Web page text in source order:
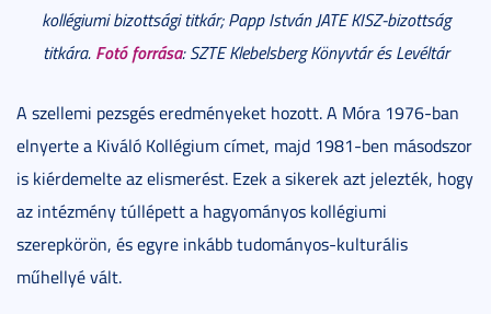
kollégiumi bizottsági titkár; Papp István JATE KISZ-bizottság
titkára. Fotó forrása: SZTE Klebelsberg Könyvtár és Levéltár
A szellemi pezsgés eredményeket hozott. A Móra 1976-ban
elnyerte a Kiváló Kollégium címet, majd 1981-ben másodszor
is kiérdemelte az elismerést. Ezek a sikerek azt jelezték, hogy
az intézmény túllépett a hagyományos kollégiumi
szerepkörön, és egyre inkább tudományos-kulturális
műhellyé vált.